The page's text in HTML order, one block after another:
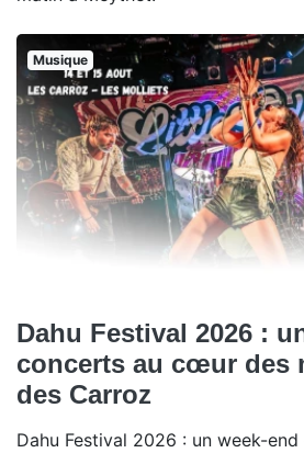
Musique
Dahu Festival 2026 :
concerts au cœur des
des Carroz
Dahu Festival 2026 : un week-